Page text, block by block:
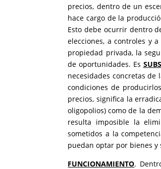
precios, dentro de un
hace cargo de la
Esto debe ocurrir dentro
elecciones, a controles y
propiedad privada, la
de oportunidades. Es
necesidades concretas de
condiciones de
precios, significa la
oligopolios) como de la
resulta imposible la
sometidos a la
puedan optar por bienes y
FUNCIONAMIENTO.